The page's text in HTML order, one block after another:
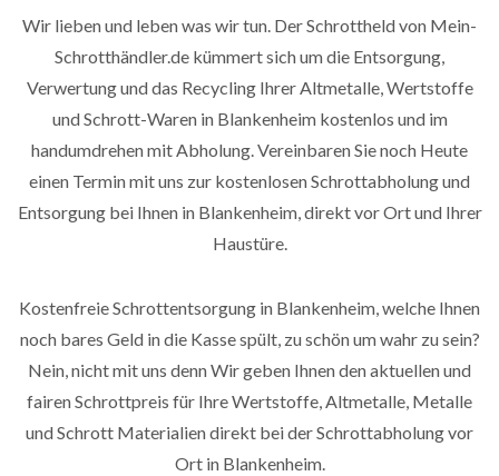
Wir lieben und leben was wir tun. Der Schrottheld von Mein-
Schrotthändler.de kümmert sich um die Entsorgung,
Verwertung und das Recycling Ihrer Altmetalle, Wertstoffe
und Schrott-Waren in Blankenheim kostenlos und im
handumdrehen mit Abholung. Vereinbaren Sie noch Heute
einen Termin mit uns zur kostenlosen Schrottabholung und
Entsorgung bei Ihnen in Blankenheim, direkt vor Ort und Ihrer
Haustüre.
Kostenfreie Schrottentsorgung in Blankenheim, welche Ihnen
noch bares Geld in die Kasse spült, zu schön um wahr zu sein?
Nein, nicht mit uns denn Wir geben Ihnen den aktuellen und
fairen Schrottpreis für Ihre Wertstoffe, Altmetalle, Metalle
und Schrott Materialien direkt bei der Schrottabholung vor
Ort in Blankenheim.